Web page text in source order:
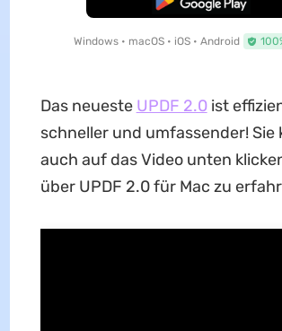
Windows • macOS • iOS • Android
Das neueste UPDF 2.0ist
schneller und umfassender! Sie
auch auf das Video unten
über UPDF 2.0 für Mac zu